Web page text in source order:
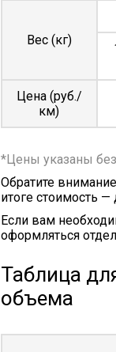
Вес (кг)
Цена (руб./
км)
*Цены указаны
Обратите
итоге стоимость —
Если вам
оформляться
Таблица
объема